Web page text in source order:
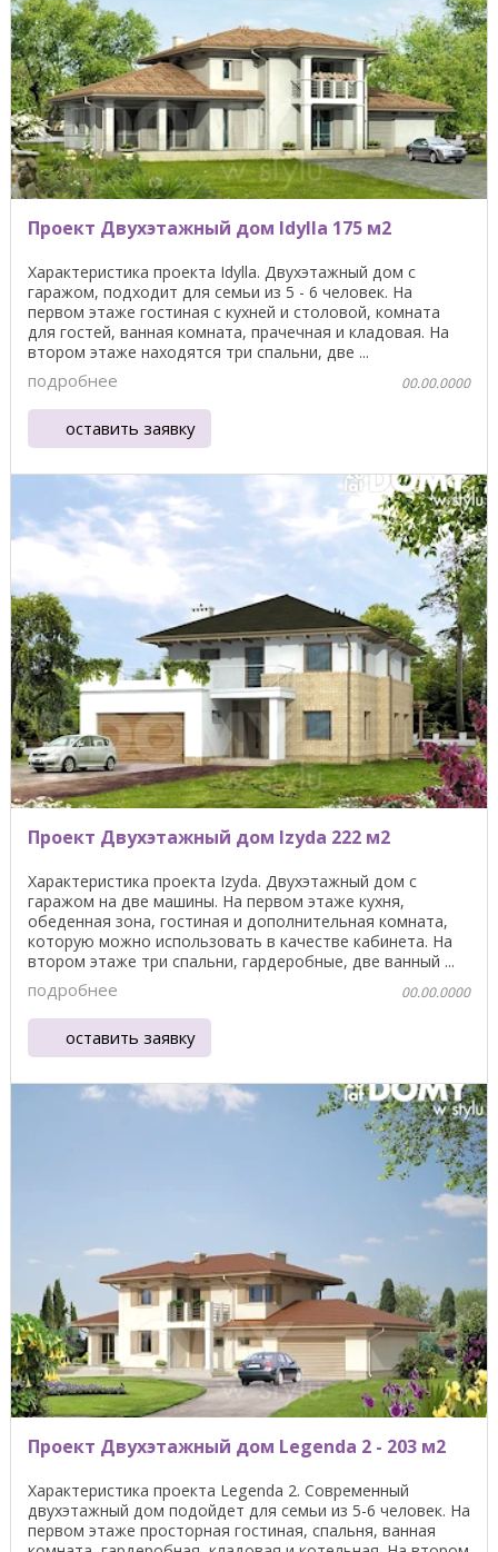
Проект Двухэтажный дом Idylla 175 м2
Характеристика проекта Idylla. Двухэтажный дом с
гаражом, подходит для семьи из 5 - 6 человек. На
первом этаже гостиная с кухней и столовой, комната
для гостей, ванная комната, прачечная и кладовая. На
втором этаже находятся три спальни, две ...
подробнее 00.00.0000
оставить заявку
Проект Двухэтажный дом Izyda 222 м2
Характеристика проекта Izyda. Двухэтажный дом с
гаражом на две машины. На первом этаже кухня,
обеденная зона, гостиная и дополнительная комната,
которую можно использовать в качестве кабинета. На
втором этаже три спальни, гардеробные, две ванный ...
подробнее 00.00.0000
оставить заявку
Проект Двухэтажный дом Legenda 2 - 203 м2
Характеристика проекта Legenda 2. Современный
двухэтажный дом подойдет для семьи из 5-6 человек. На
первом этаже просторная гостиная, спальня, ванная